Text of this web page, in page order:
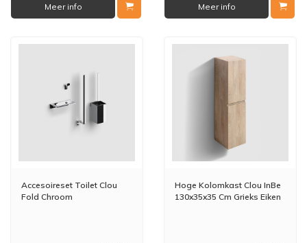
Meer info Meer info
Accesoireset Toilet Clou
Fold Chroom
Hoge Kolomkast Clou InBe
130x35x35 Cm Grieks Eiken